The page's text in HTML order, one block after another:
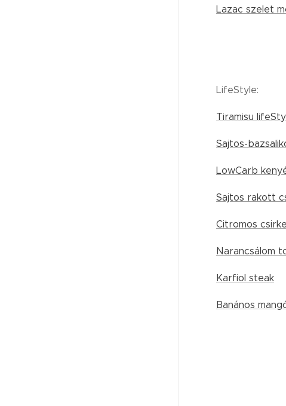
Lazac szelet
LifeStyle:
Tiramisu
Sajtos-
LowCarb
Sajtos rakott
Citromos
Narancsálom
Karfiol steak
Banános